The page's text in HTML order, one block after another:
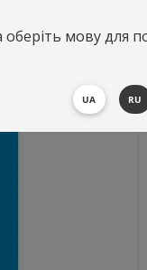
оберіть мову для
UA RU